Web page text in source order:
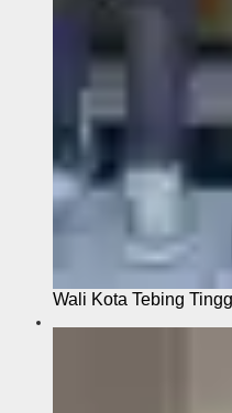
Wali Kota Tebing